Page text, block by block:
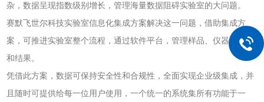
杂，数据呈现指数级别增长，管理海量数据阻碍实验室的大问题。
赛默飞世尔科技实验室信息化集成方案解决这一问题，借助集成方
案，可推进实验室整个流程，通过软件平台，管理样品、仪器、分析
和结果。
凭借此方案，数据可保持安全性和合规性，全面实现企业级集成，并
且随时可提供给每一位用户使用，一个统一的系统集所有功能于一